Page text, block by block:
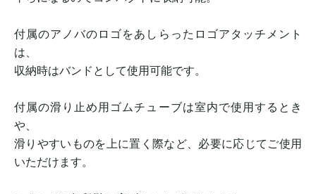
付属のアノバのロゴをあしらったロゴアタッチメント
は、
収納時はバンドとして使用可能です。
付属の滑り止め用ゴムチューブは室内で使用するとき
や、
滑りやすいものを上に置く際など、必要に応じてご使用
いただけます。